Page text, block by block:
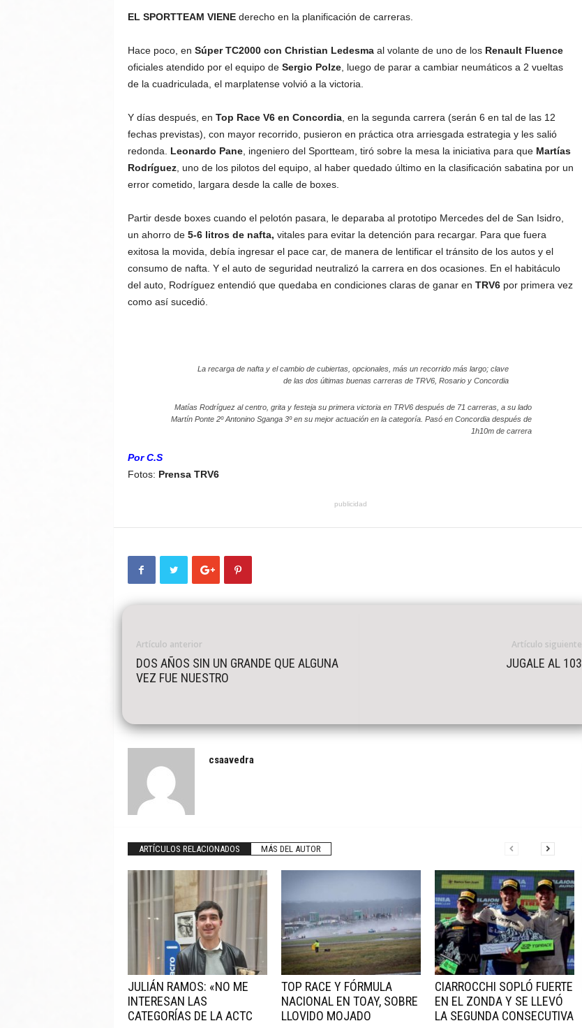
EL SPORTTEAM VIENEderecho en la planificación de carreras.
Hace poco, en Súper TC2000 con Christian Ledesmaal volante de uno de los Renault Fluence
oficiales atendido por el equipo de Sergio Polze, luego de parar a cambiar neumáticos a 2 vueltas
de la cuadriculada, el marplatense volvió a la victoria.
Y días después, en Top Race V6 en Concordia, en la segunda carrera (serán 6 en tal de las 12
fechas previstas), con mayor recorrido, pusieron en práctica otra arriesgada estrategia y les salió
redonda. Leonardo Pane, ingeniero del Sportteam, tiró sobre la mesa la iniciativa para queMartías
Rodríguez, uno de los pilotos del equipo, al haber quedado último en la clasificación sabatina por un
error cometido, largara desde la calle de boxes.
Partir desde boxes cuando el pelotón pasara, le deparaba al prototipo Mercedes del de San Isidro,
un ahorro de 5-6 litros de nafta, vitales para evitar la detención para recargar. Para que fuera
exitosa la movida, debía ingresar el pace car, de manera de lentificar el tránsito de los autos y el
consumo de nafta. Y el auto de seguridad neutralizó la carrera en dos ocasiones. En el habitáculo
del auto, Rodríguez entendió que quedaba en condiciones claras de ganar en TRV6por primera vez
como así sucedió.
La recarga de nafta y el cambio de cubiertas, opcionales, más un recorrido más largo; clave
de las dos últimas buenas carreras de TRV6, Rosario y Concordia
Matías Rodríguez al centro, grita y festeja su primera victoria en TRV6 después de 71 carreras, a su lado
Martín Ponte 2º Antonino Sganga 3º en su mejor actuación en la categoría. Pasó en Concordia después de
1h10m de carrera
Por C.S
Fotos: Prensa TRV6
publicidad
Artículo anterior
DOS AÑOS SIN UN GRANDE QUE ALGUNA
VEZ FUE NUESTRO
Artículo siguiente
JUGALE AL 103
csaavedra
ARTÍCULOS RELACIONADOS MÁS DEL AUTOR
JULIÁN RAMOS: «NO ME
INTERESAN LAS
CATEGORÍAS DE LA ACTC
TOP RACE Y FÓRMULA
NACIONAL EN TOAY, SOBRE
LLOVIDO MOJADO
CIARROCCHI SOPLÓ FUERTE
EN EL ZONDA Y SE LLEVÓ
LA SEGUNDA CONSECUTIVA